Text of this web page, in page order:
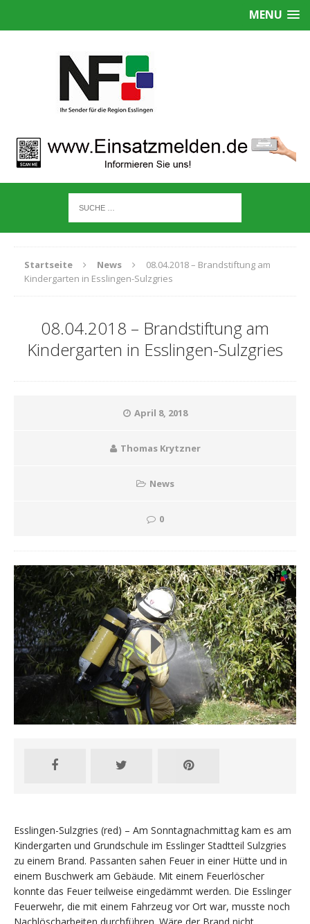
MENU
Startseite News
08.04.2018 – Brandstiftung am
Kindergarten in Esslingen-Sulzgries
08.04.2018 – Brandstiftung am
Kindergarten in Esslingen-Sulzgries
April 8, 2018
Thomas Krytzner
News
0
Esslingen-Sulzgries (red) – Am Sonntagnachmittag kam es am
Kindergarten und Grundschule im Esslinger Stadtteil Sulzgries
zu einem Brand. Passanten sahen Feuer in einer Hütte und in
einem Buschwerk am Gebäude. Mit einem Feuerlöscher
konnte das Feuer teilweise eingedämmt werden. Die Esslinger
Feuerwehr, die mit einem Fahrzeug vor Ort war, musste noch